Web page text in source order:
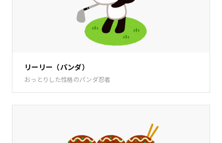
リーリー（パンダ）
おっとりした性格のパンダ忍者